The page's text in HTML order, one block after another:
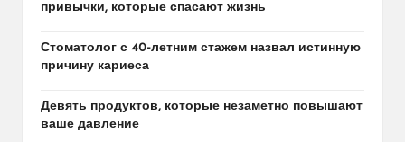
привычки, которые спасают жизнь
Стоматолог с 40-летним стажем назвал истинную
причину кариеса
Девять продуктов, которые незаметно повышают
ваше давление